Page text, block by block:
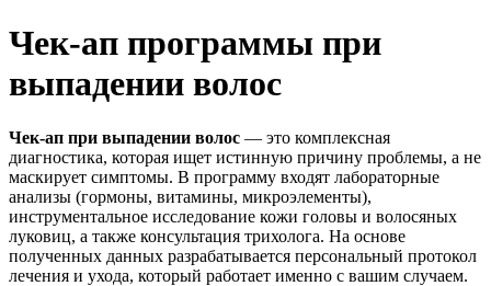
Чек-ап программы при
выпадении волос
Чек-ап при выпадении волос — это комплексная
диагностика, которая ищет истинную причину проблемы, а не
маскирует симптомы. В программу входят лабораторные
анализы (гормоны, витамины, микроэлементы),
инструментальное исследование кожи головы и волосяных
луковиц, а также консультация трихолога. На основе
полученных данных разрабатывается персональный протокол
лечения и ухода, который работает именно с вашим случаем.